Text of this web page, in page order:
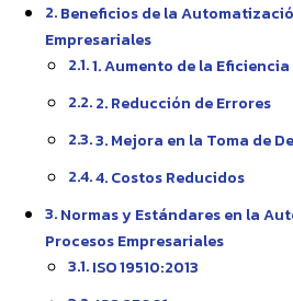
Beneficios de la
Empresariales
1. Aumento de la Eficiencia
2. Reducción de Errores
3. Mejora en la Toma de
4. Costos Reducidos
Normas y Estándares en la
Procesos Empresariales
ISO 19510:2013